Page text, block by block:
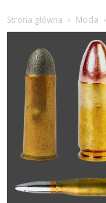
Strona główna Moda